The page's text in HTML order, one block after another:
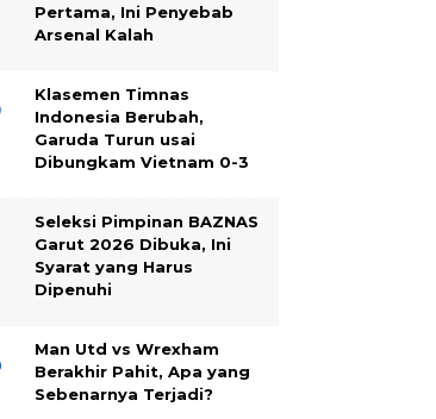
Pertama, Ini Penyebab
Arsenal Kalah
Klasemen Timnas
Indonesia Berubah,
Garuda Turun usai
Dibungkam Vietnam 0-3
Seleksi Pimpinan BAZNAS
Garut 2026 Dibuka, Ini
Syarat yang Harus
Dipenuhi
Man Utd vs Wrexham
Berakhir Pahit, Apa yang
Sebenarnya Terjadi?